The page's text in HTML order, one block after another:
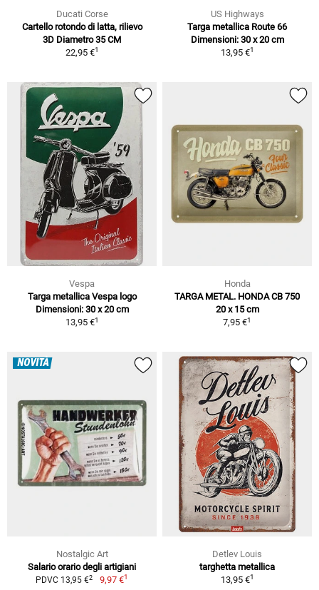
Ducati Corse
Cartello rotondo di latta, rilievo
3D Diametro 35 CM
22,95 €1
US Highways
Targa metallica Route 66
Dimensioni: 30 x 20 cm
13,95 €1
Vespa
Targa metallica Vespa logo
Dimensioni: 30 x 20 cm
13,95 €1
Honda
TARGA METAL. HONDA CB 750
20 x 15 cm
7,95 €1
NOVITÀ
Nostalgic Art
Salario orario degli artigiani
PDVC 13,95 €2 9,97 €1
Detlev Louis
targhetta metallica
13,95 €1